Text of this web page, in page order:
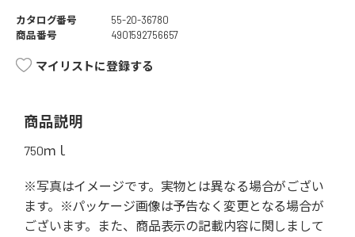
カタログ番号
55-20-36780
商品番号
4901592756657
マイリストに登録する
商品説明
750ｍｌ
※写真はイメージです。実物とは異なる場合がござい
ます。※パッケージ画像は予告なく変更となる場合が
ございます。また、商品表示の記載内容に関しまして